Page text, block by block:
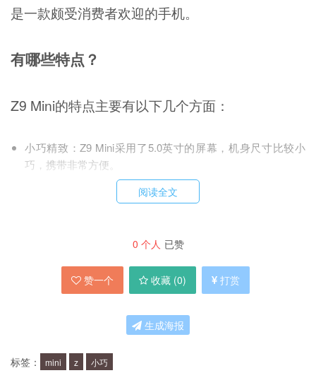
是一款颇受消费者欢迎的手机。
有哪些特点？
Z9 Mini的特点主要有以下几个方面：
小巧精致：Z9 Mini采用了5.0英寸的屏幕，机身尺寸比较小
巧，携带非常方便。
强劲实用：Z9 Mini搭载了高通骁龙615处理器，配备了3GB
的运行内存和16GB的存储空间，运行速度非常快，存储空间
拍照出色：Z9 Mini配备了1300万像素的后置摄像头和500万
拍照效果非常出色。
电池续航长：Z9 Mini内置了2900mAh的电池，续航能力比较
强，可以满足一天的正常使用。
支持指纹识别：Z9 Mini还支持指纹识别功能，可以快速解锁
手机和支付。
阅读全文
0 个人 已赞
赞一个 收藏 (0) 打赏
生成海报
标签： mini z 小巧